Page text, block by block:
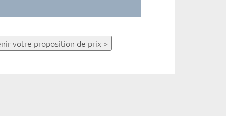
votre proposition de prix >